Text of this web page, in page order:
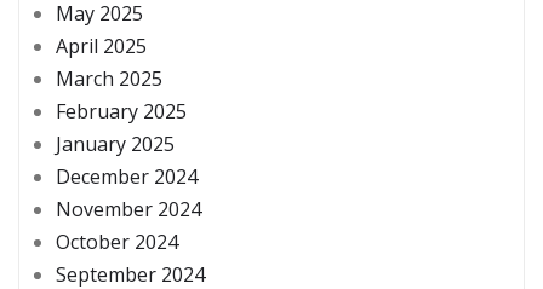
May 2025
April 2025
March 2025
February 2025
January 2025
December 2024
November 2024
October 2024
September 2024